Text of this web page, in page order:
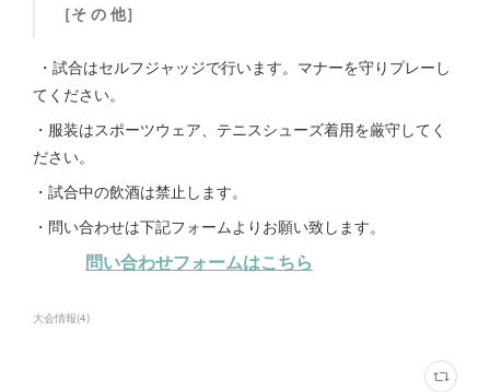
［そ の 他］
・試合はセルフジャッジで行います。マナーを守りプレーし
てください。
・服装はスポーツウェア、テニスシューズ着用を厳守してく
ださい。
・試合中の飲酒は禁止します。
・問い合わせは下記フォームよりお願い致します。
問い合わせフォームはこちら
大会情報(4)